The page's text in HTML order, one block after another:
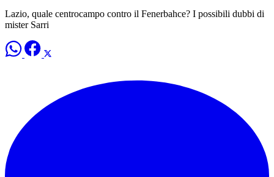
Lazio, quale centrocampo contro il Fenerbahce? I possibili dubbi di
mister Sarri